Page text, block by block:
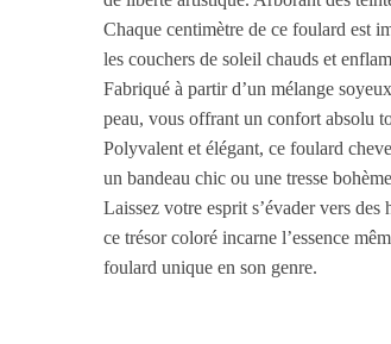
Chaque centimètre de ce foulard est
les couchers de soleil chauds et
Fabriqué à partir d’un mélange
peau, vous offrant un confort absolu
Polyvalent et élégant, ce foulard
un bandeau chic ou une tresse
Laissez votre esprit s’évader vers
ce trésor coloré incarne l’essence
foulard unique en son genre.